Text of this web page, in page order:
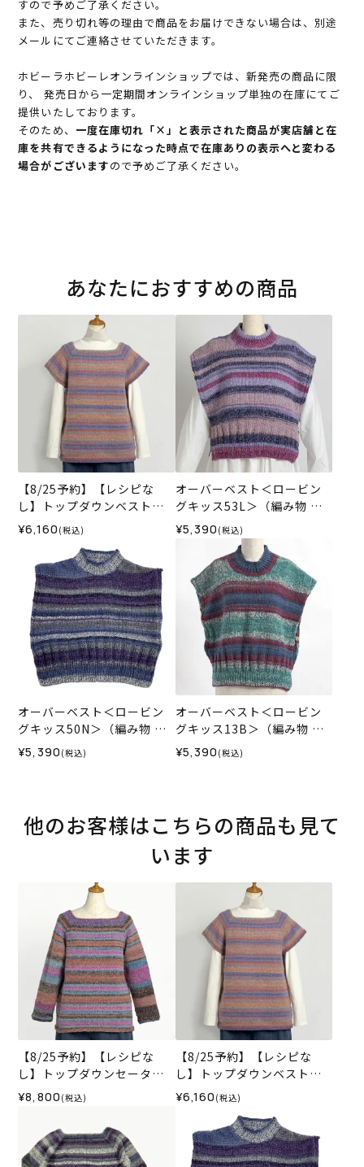
すので予めご了承ください。
また、売り切れ等の理由で商品をお届けできない場合は、別途
メールにてご連絡させていただきます。
ホビーラホビーレオンラインショップでは、新発売の商品に限
り、 発売日から一定期間オンラインショップ単独の在庫にてご
提供いたしております。
そのため、 一度在庫切れ「×」と表示された商品が実店舗と在
庫を共有できるようになった時点で在庫ありの表示へと変わる
場合がございますので予めご了承ください。
あなたにおすすめの商品
【8/25予約】【レシピな
し】トップダウンベスト＜
ロービングキッス58P＞（編
み物 材料セット）
¥6,160 (税込)
オーバーベスト＜ロービン
グキッス53L＞（編み物 材
料セット）
¥5,390 (税込)
オーバーベスト＜ロービン
グキッス50N＞（編み物 材
料セット）
¥5,390 (税込)
オーバーベスト＜ロービン
グキッス13B＞（編み物 材
料セット）
¥5,390 (税込)
他のお客様はこちらの商品も見て
います
【8/25予約】【レシピな
し】トップダウンセーター
＜ロービングキッス59P＞
（編み物 材料セット）
¥8,800 (税込)
【8/25予約】【レシピな
し】トップダウンベスト＜
ロービングキッス58P＞（編
み物 材料セット）
¥6,160 (税込)